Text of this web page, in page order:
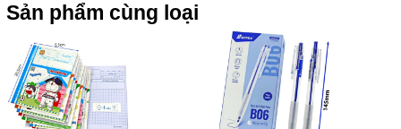
Sản phẩm cùng loại